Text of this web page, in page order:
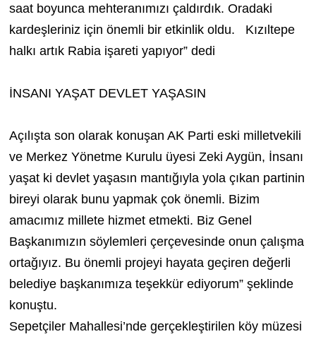
saat boyunca mehteranımızı çaldırdık. Oradaki
kardeşleriniz için önemli bir etkinlik oldu. Kızıltepe
halkı artık Rabia işareti yapıyor” dedi
İNSANI YAŞAT DEVLET YAŞASIN
Açılışta son olarak konuşan AK Parti eski milletvekili
ve Merkez Yönetme Kurulu üyesi Zeki Aygün, İnsanı
yaşat ki devlet yaşasın mantığıyla yola çıkan partinin
bireyi olarak bunu yapmak çok önemli. Bizim
amacımız millete hizmet etmekti. Biz Genel
Başkanımızın söylemleri çerçevesinde onun çalışma
ortağıyız. Bu önemli projeyi hayata geçiren değerli
belediye başkanımıza teşekkür ediyorum” şeklinde
konuştu.
Sepetçiler Mahallesi’nde gerçekleştirilen köy müzesi